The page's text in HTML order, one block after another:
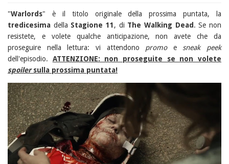
"Warlords" è il titolo originale della prossima puntata, la
tredicesima della Stagione 11, di The Walking Dead. Se non
resistete, e volete qualche anticipazione, non avete che da
proseguire nella lettura: vi attendono promoesneak peek
dell'episodio. ATTENZIONE: non proseguite se non volete
spoilersulla prossima puntata!